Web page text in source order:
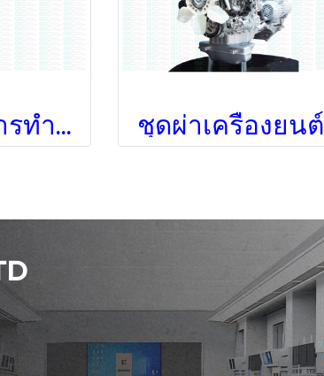
ชุดสาธิตการทำงานของเกียร์อัตโนมัติ ชุดผ่าเครื่องยนต์